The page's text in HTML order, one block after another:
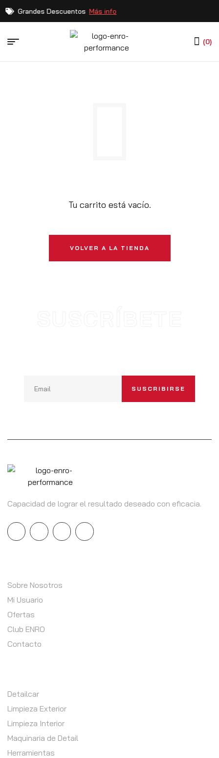
Grandes Descuentos Más info
(0)
Tu carrito está vacío.
VOLVER A LA TIENDA
Capacidad de lograr el resultado deseado con eficacia.
Sobre Nosotros
Mi Usuario
Ofertas
Club ENRO
Contacto
Detailcar
Limpieza Exterior
Limpieza Interior
Maquinaria de Detail
Herramientas